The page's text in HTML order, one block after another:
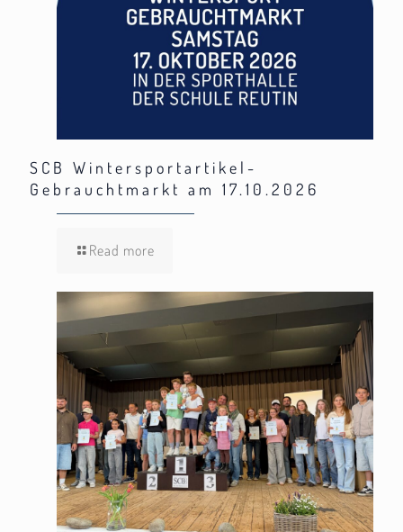
SCB Wintersportartikel-
Gebrauchtmarkt am 17.10.2026
Read more